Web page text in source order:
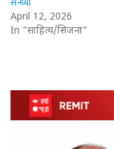
April 12, 2026
In "साहित्य/सिर्जना"